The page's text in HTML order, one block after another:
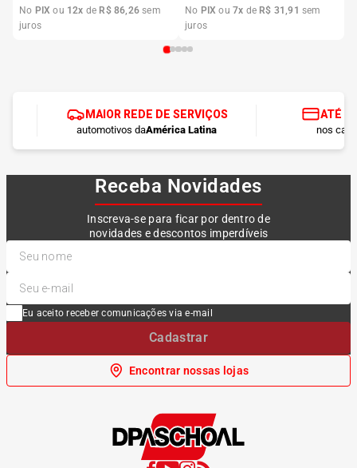
No PIX ou 12x de R$ 86,26 sem
juros
No PIX ou7x de R$ 31 ,91 sem
juros
MAIOR REDE DE SERVIÇOS
automotivos daAmérica Latina
ATÉ
nos
Receba Novidades
Inscreva-se para ficar por dentro de
novidades e descontos imperdíveis
Eu aceito receber comunicações via e-mail
Cadastrar
Encontrar nossas lojas